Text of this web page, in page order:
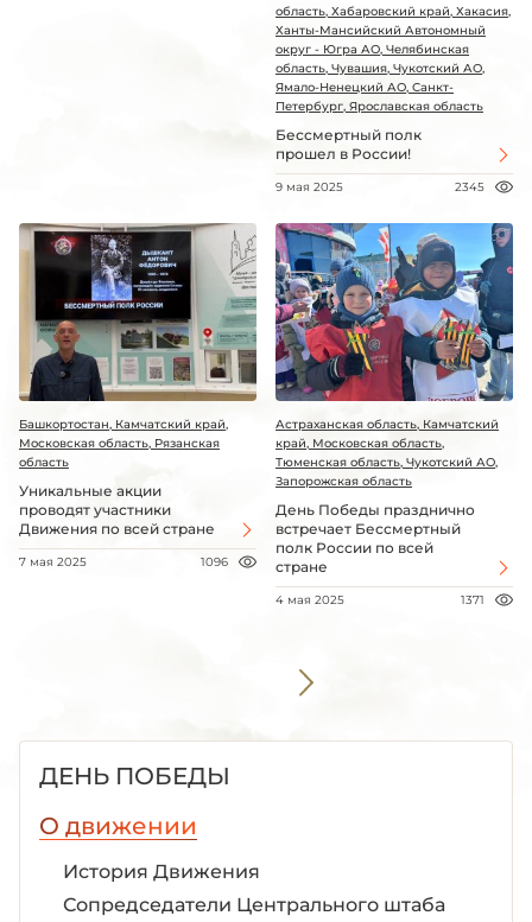
область, Хабаровский край, Хакасия,
Ханты-Мансийский Автономный
округ - Югра АО, Челябинская
область, Чувашия, Чукотский АО,
Ямало-Ненецкий АО, Санкт-
Петербург, Ярославская область
Бессмертный полк
прошел в России!
9 мая 2025 2345
Башкортостан, Камчатский край,
Московская область, Рязанская
область
Уникальные акции
проводят участники
Движения по всей стране
7 мая 2025 1096
Астраханская область, Камчатский
край, Московская область,
Тюменская область, Чукотский АО,
Запорожская область
День Победы празднично
встречает Бессмертный
полк России по всей
стране
4 мая 2025 1371
ДЕНЬ ПОБЕДЫ
О движении
История Движения
Сопредседатели Центрального штаба